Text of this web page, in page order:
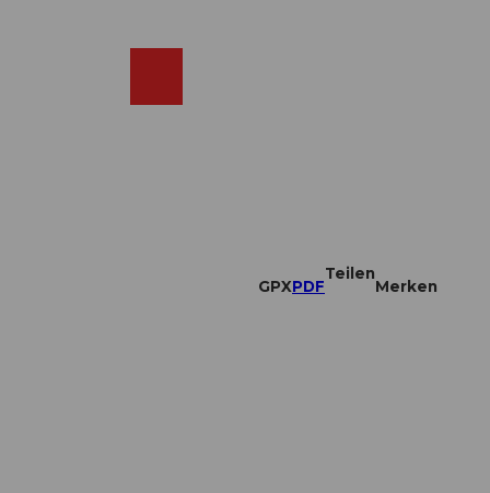
GPXPDF
Teilen
Merken